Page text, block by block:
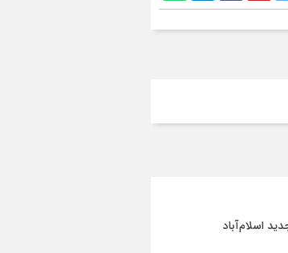
اسلام‌آباد